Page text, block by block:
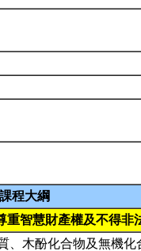
課程大綱
重智慧財產權及不得非
、木酚化合物及無機